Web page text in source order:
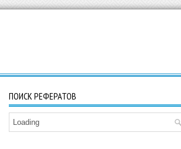
ПОИСК РЕФЕРАТОВ
Loading